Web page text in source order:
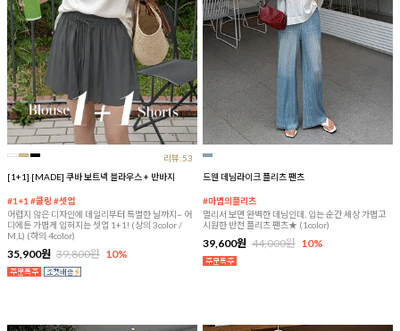
리뷰:53
[1+1] [MADE] 쿠바 보트넥 블라우스 + 반바지
#1+1 #쿨링 #셋업
어렵지 않은 디자인에 데일리부터 특별한 날까지~ 어
디에든 가볍게 입혀지는 셋업 1+1! (상의 3color /
M,L) (하의 4color)
35,900원 39,800원 10%
드웬 데님라이크 플리츠 팬츠
#마법의플리츠
멀리서 보면 완벽한 데님인데, 입는 순간 세상 가볍고
시원한 반전 플리츠 팬츠★ (1color)
39,600원 44,000원 10%